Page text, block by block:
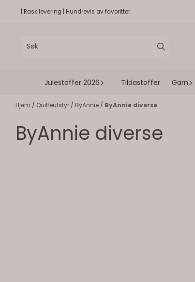
Hopp til innhold
| Rask levering | Hundrevis av favoritter
Julestoffer 2026 Tildastoffer Garn
Hjem / Quilteutstyr / ByAnnie / ByAnnie diverse
ByAnnie diverse